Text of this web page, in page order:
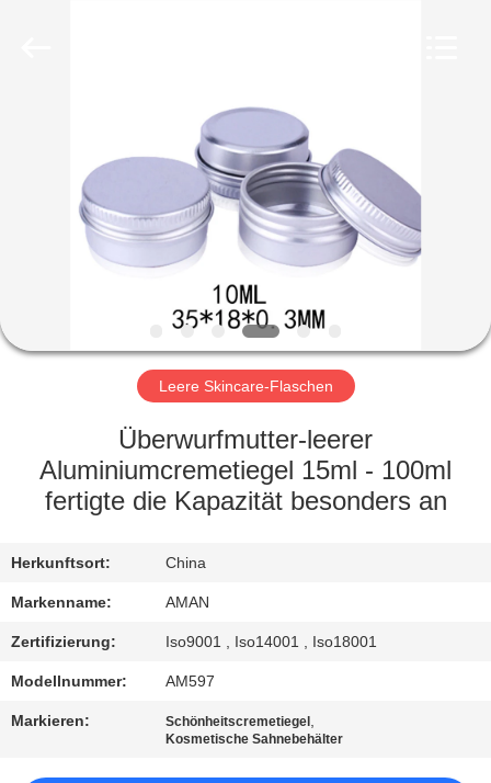
PRODUKTE
VIDEOS
VR-
SHOW
UNS
QUALITÄTSKONTROLLE
KONTAKT
MIT
Leere Skincare-Flaschen
Überwurfmutter-leerer
Aluminiumcremetiegel 15ml - 100ml
fertigte die Kapazität besonders an
Herkunftsort: China
Markenname: AMAN
Zertifizierung: Iso9001 , Iso14001 , Iso18001
Modellnummer: AM597
Markieren: Schönheitscremetiegel ,
Kosmetische Sahnebehälter